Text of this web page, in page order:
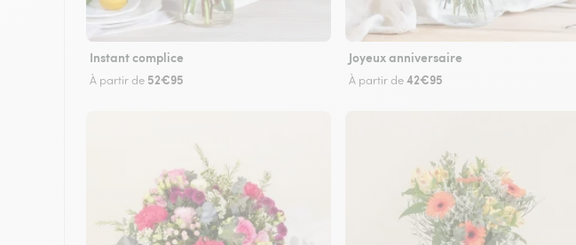
Instant complice
À partir de 52€95
Joyeux anniversaire
À partir de42€95